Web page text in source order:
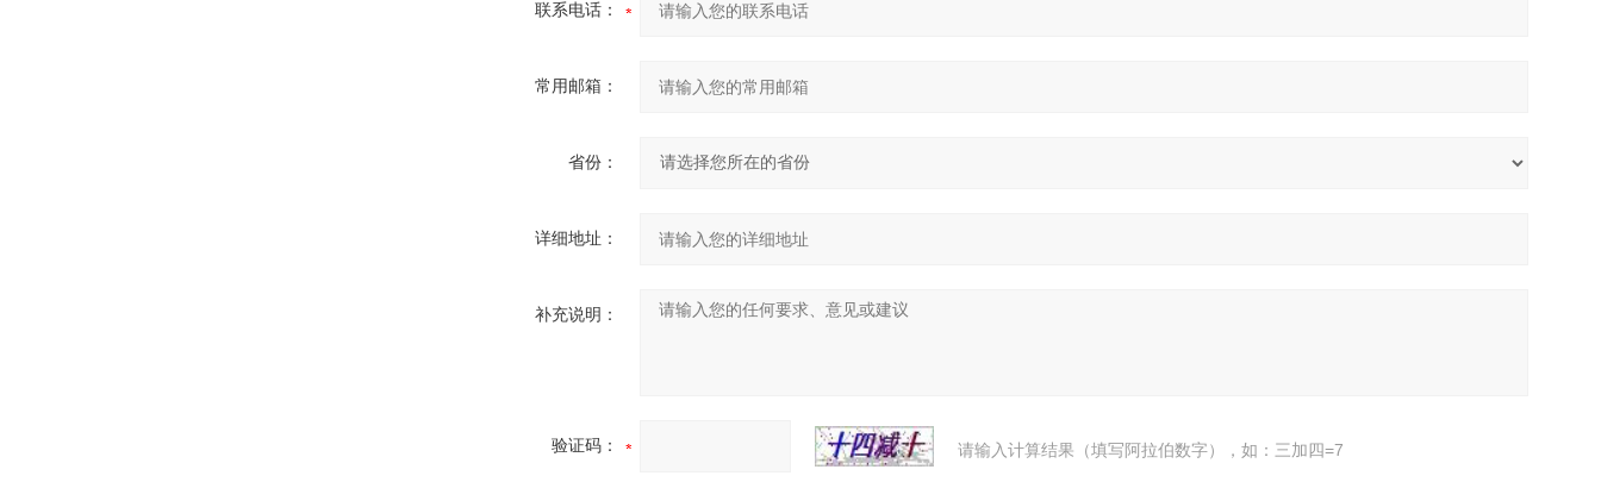
联系电话：
常用邮箱：
省份：
详细地址：
补充说明：
验证码： 请输入计算结果（填写阿拉伯数字），如：三加四=7